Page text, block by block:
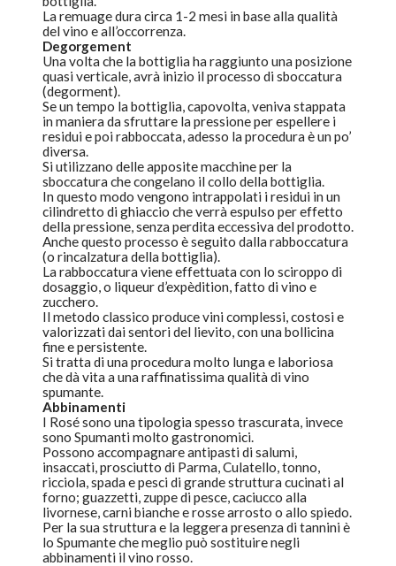
La remuage dura circa 1-2 mesi in base alla qualità
del vino e all’occorrenza.
Degorgement
Una volta che la bottiglia ha raggiunto una posizione
quasi verticale, avrà inizio il processo di sboccatura
(degorment).
Se un tempo la bottiglia, capovolta, veniva stappata
in maniera da sfruttare la pressione per espellere i
residui e poi rabboccata, adesso la procedura è un po’
diversa.
Si utilizzano delle apposite macchine per la
sboccatura che congelano il collo della bottiglia.
In questo modo vengono intrappolati i residui in un
cilindretto di ghiaccio che verrà espulso per effetto
della pressione, senza perdita eccessiva del prodotto.
Anche questo processo è seguito dalla rabboccatura
(o rincalzatura della bottiglia).
La rabboccatura viene effettuata con lo sciroppo di
dosaggio, o liqueur d’expèdition, fatto di vino e
zucchero.
Il metodo classico produce vini complessi, costosi e
valorizzati dai sentori del lievito, con una bollicina
fine e persistente.
Si tratta di una procedura molto lunga e laboriosa
che dà vita a una raffinatissima qualità di vino
spumante.
Abbinamenti
I Rosé sono una tipologia spesso trascurata, invece
sono Spumanti molto gastronomici.
Possono accompagnare antipasti di salumi,
insaccati, prosciutto di Parma, Culatello, tonno,
ricciola, spada e pesci di grande struttura cucinati al
forno; guazzetti, zuppe di pesce, caciucco alla
livornese, carni bianche e rosse arrosto o allo spiedo.
Per la sua struttura e la leggera presenza di tannini è
lo Spumante che meglio può sostituire negli
abbinamenti il vino rosso.